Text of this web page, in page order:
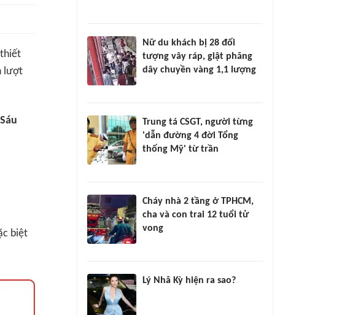
thiết
lượt
biệt
Nữ du khách bị 28 đối
tượng vây ráp, giật phăng
dây chuyền vàng 1,1 lượng
Trung tá CSGT, người từng
'dẫn đường 4 đời Tổng
thống Mỹ' từ trần
Cháy nhà 2 tầng ở TPHCM,
cha và con trai 12 tuổi tử
vong
Lý Nhã Kỳ hiện ra sao?